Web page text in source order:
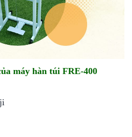
máy hàn túi FRE-400